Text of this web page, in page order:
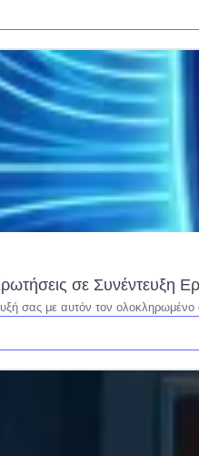
σε Συνέντευξη
σας με αυτόν τον